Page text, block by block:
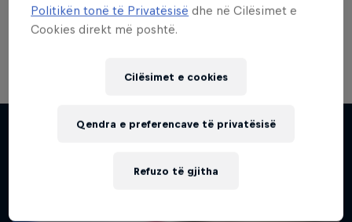
Welcome to the Red Bull Skateboarding hub, your
Më shumë si kjo
Politikën tonë të Privatësisë dhe në Cilësimet e
Cookies direkt më poshtë.
Cilësimet e cookies
Refuzo të gjitha
Qendra e preferencave të privatësisë